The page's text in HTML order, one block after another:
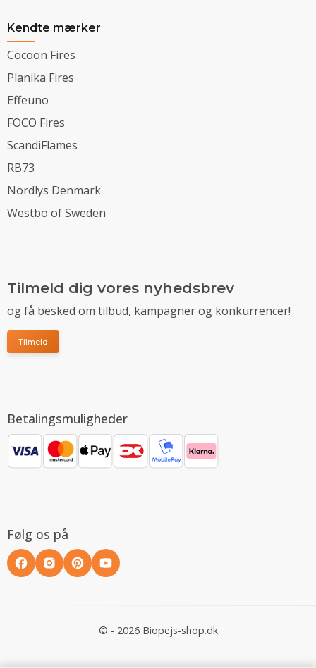
Kendte mærker
Cocoon Fires
Planika Fires
Effeuno
FOCO Fires
ScandiFlames
RB73
Nordlys Denmark
Westbo of Sweden
Tilmeld dig vores nyhedsbrev
og få besked om tilbud, kampagner og konkurrencer!
Tilmeld
Betalingsmuligheder
Følg os på
© - 2026 Biopejs-shop.dk